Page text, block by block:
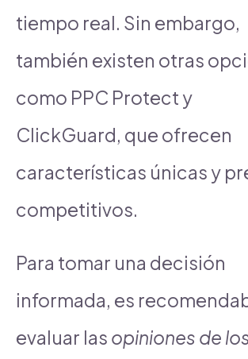
tiempo real. Sin embargo,
también existen otras
como PPC Protect y
ClickGuard, que ofrecen
características únicas y
competitivos.
Para tomar una decisión
informada, es
evaluar las opiniones de